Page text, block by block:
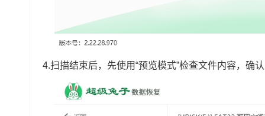
4.扫描结束后，先使用“预览模式”检查文件内容，确